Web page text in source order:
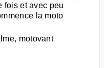
fois et avec peu
la moto
motovant